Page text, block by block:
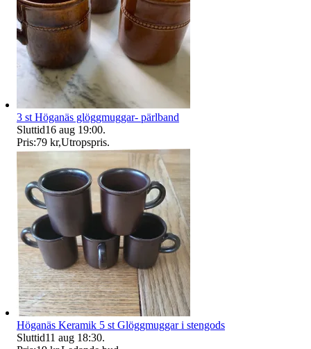
3 st Höganäs glöggmuggar- pärlband
Sluttid16 aug 19:00.
Pris:79 kr,Utropspris.
Höganäs Keramik 5 st Glöggmuggar i stengods
Sluttid11 aug 18:30.